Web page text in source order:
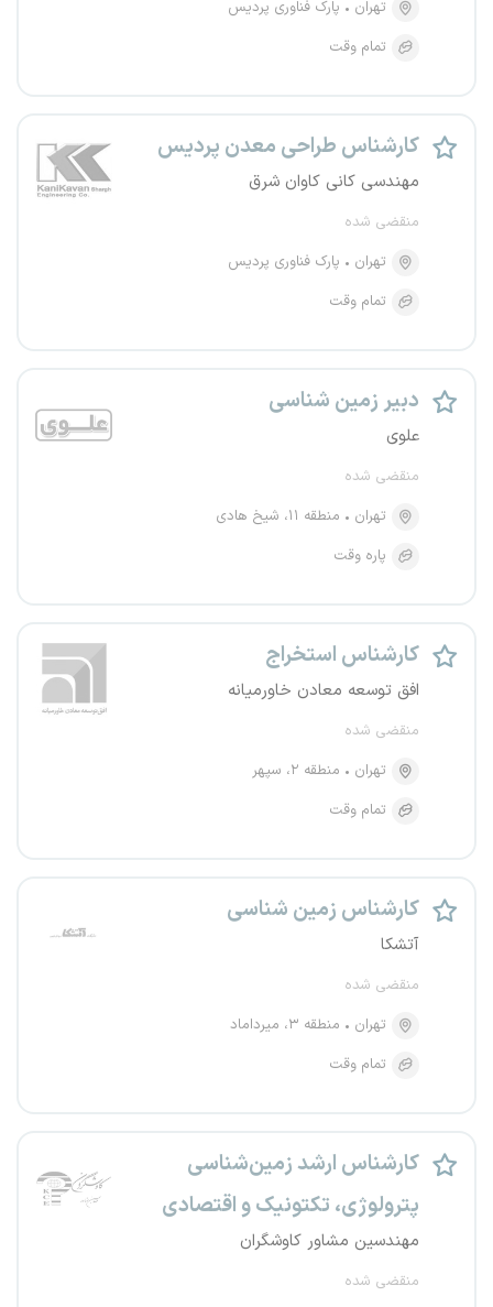
تهران
پارک فناوری پردیس
تمام وقت
کارشناس طراحی معدن پردیس
مهندسی کانی کاوان شرق
منقضی شده
تهران
پارک فناوری پردیس
تمام وقت
دبیر زمین شناسی
علوی
منقضی شده
تهران
منطقه ۱۱، شیخ هادی
پاره وقت
کارشناس استخراج
افق توسعه معادن خاورمیانه
منقضی شده
تهران
منطقه ۲، سپهر
تمام وقت
کارشناس زمین شناسی
آتشکا
منقضی شده
تهران
منطقه ۳، میرداماد
تمام وقت
کارشناس ارشد زمین‌شناسی
پترولوژی، تکتونیک و اقتصادی
مهندسین مشاور کاوشگران
منقضی شده